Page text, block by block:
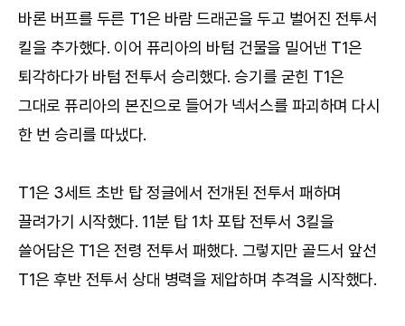
바론 버프를 두른 T1은 바람 드래곤을 두고 벌어진 전투서
킬을 추가했다. 이어 퓨리아의 바텀 건물을 밀어낸 T1은
퇴각하다가 바텀 전투서 승리했다. 승기를 굳힌 T1은
그대로 퓨리아의 본진으로 들어가 넥서스를 파괴하며 다시
한 번 승리를 따냈다.
T1은 3세트 초반 탑 정글에서 전개된 전투서 패하며
끌려가기 시작했다. 11분 탑 1차 포탑 전투서 3킬을
쓸어담은 T1은 전령 전투서 패했다. 그렇지만 골드서 앞선
T1은 후반 전투서 상대 병력을 제압하며 추격을 시작했다.